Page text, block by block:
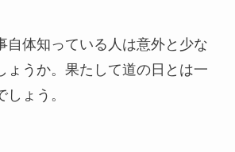
自体知っている人は意外と少な
ょうか。果たして道の日とは一
ょう。